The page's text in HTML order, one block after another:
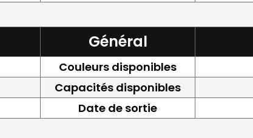
Général
Couleurs disponibles
Capacités disponibles
Date de sortie